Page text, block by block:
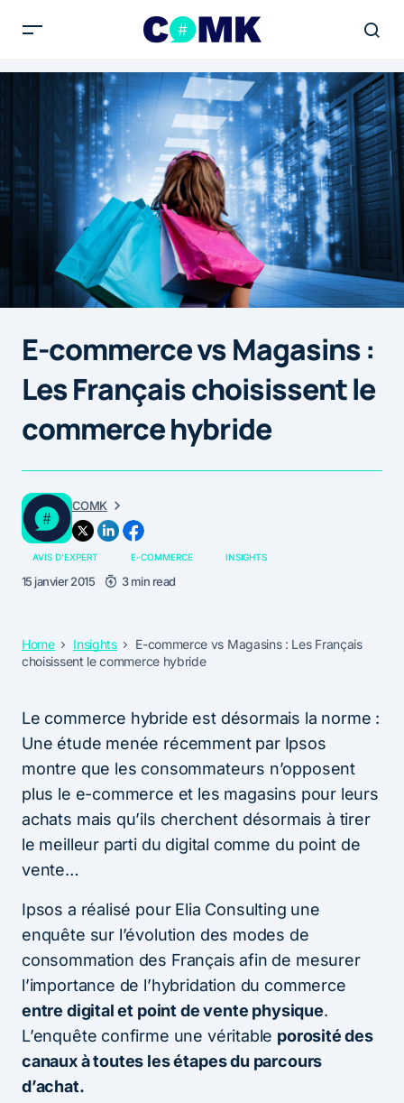
E-commerce vs Magasins :
Les Français choisissent le
commerce hybride
COMK
AVIS D'EXPERT E-COMMERCE INSIGHTS
15 janvier 2015 3 min read
Home Insights
E-commerce vs Magasins : Les Français
choisissent le commerce hybride
Le commerce hybride est désormais la norme :
Une étude menée récemment par Ipsos
montre que les consommateurs n’opposent
plus le e-commerce et les magasins pour leurs
achats mais qu’ils cherchent désormais à tirer
le meilleur parti du digital comme du point de
vente…
Ipsos a réalisé pour Elia Consulting une
enquête sur l’évolution des modes de
consommation des Français afin de mesurer
l’importance de l’hybridation du commerce
entre digital et point de vente physique.
L’enquête confirme une véritable porosité des
canaux à toutes les étapes du parcours
d’achat.